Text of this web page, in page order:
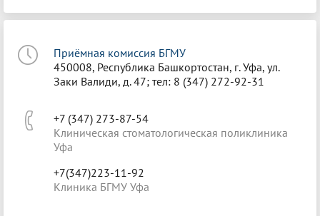
Приёмная комиссия БГМУ
450008, Республика Башкортостан, г. Уфа, ул.
Заки Валиди, д. 47; тел: 8 (347) 272-92-31
+7 (347) 273-87-54
Клиническая стоматологическая поликлиника
Уфа
+7(347)223-11-92
Клиника БГМУ Уфа